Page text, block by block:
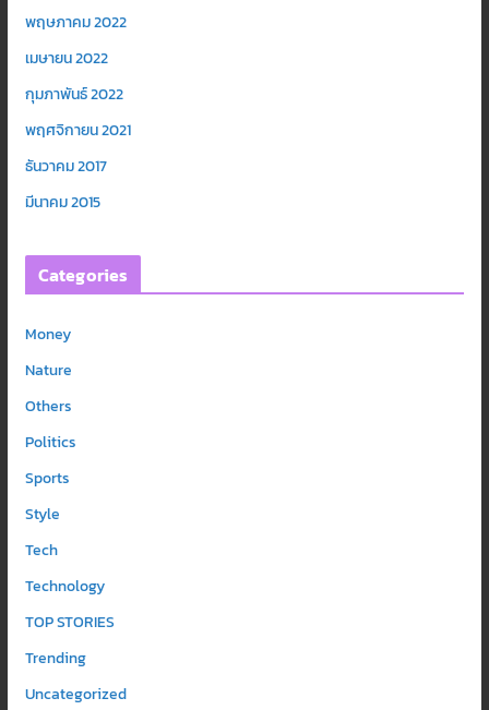
พฤษภาคม 2022
เมษายน 2022
กุมภาพันธ์ 2022
พฤศจิกายน 2021
ธันวาคม 2017
มีนาคม 2015
Categories
Money
Nature
Others
Politics
Sports
Style
Tech
Technology
TOP STORIES
Trending
Uncategorized